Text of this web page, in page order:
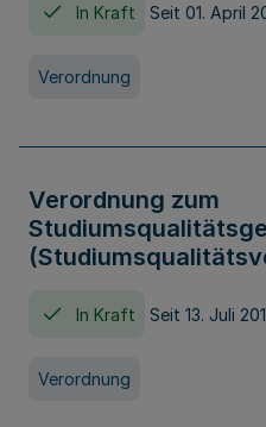
In Kraft Seit 01. April
Verordnung
Verordnung zum
In Kraft Seit 13. Juli
Verordnung